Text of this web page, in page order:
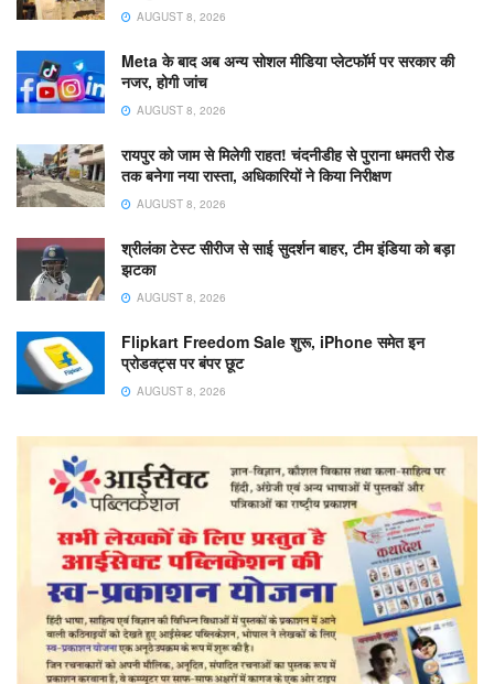
AUGUST 8, 2026
Meta के बाद अब अन्य सोशल मीडिया प्लेटफॉर्म पर सरकार की
नजर, होगी जांच
AUGUST 8, 2026
रायपुर को जाम से मिलेगी राहत! चंदनीडीह से पुराना धमतरी रोड
तक बनेगा नया रास्ता, अधिकारियों ने किया निरीक्षण
AUGUST 8, 2026
श्रीलंका टेस्ट सीरीज से साई सुदर्शन बाहर, टीम इंडिया को बड़ा
झटका
AUGUST 8, 2026
Flipkart Freedom Sale शुरू, iPhone समेत इन
प्रोडक्ट्स पर बंपर छूट
AUGUST 8, 2026